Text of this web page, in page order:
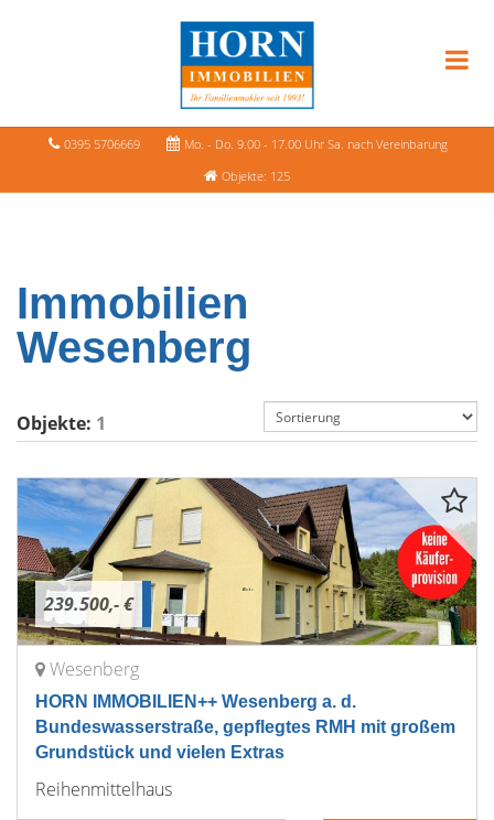
0395 5706669
Mo. - Do. 9.00 - 17.00 Uhr Sa. nach Vereinbarung
Objekte: 125
Immobilien
Wesenberg
Objekte: 1
239.500,- €
Wesenberg
HORN IMMOBILIEN++ Wesenberg a. d.
Bundeswasserstraße, gepflegtes RMH mit großem
Grundstück und vielen Extras
Reihenmittelhaus